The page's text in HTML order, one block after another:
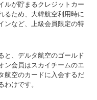
ルが貯まるクレジットカー
るため、大韓航空利用時に
ンなど、上級会員限定の特
と、デルタ航空のゴールド
ン会員はスカイチームのエ
航空のカードに入会するだ
けです。